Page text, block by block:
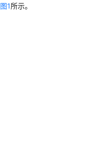
图1所示。